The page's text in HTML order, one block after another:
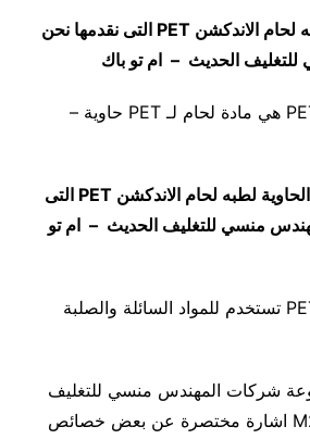
لحام الاندكشن PET التى نقدمها نحن
الحديث – ام تو باك
طبه لحام الاندكشن PET هي مادة لحام لـ PET حاوية –
لطبه لحام الاندكشن PET التى
منسي للتغليف الحديث – ام تو
طبه لحام الاندكشن PET تستخدم للمواد السائلة والصلبة
شركات المهندس منسي للتغليف
الحديث M2Pack.com اشارة مختصرة عن بعض خصائص